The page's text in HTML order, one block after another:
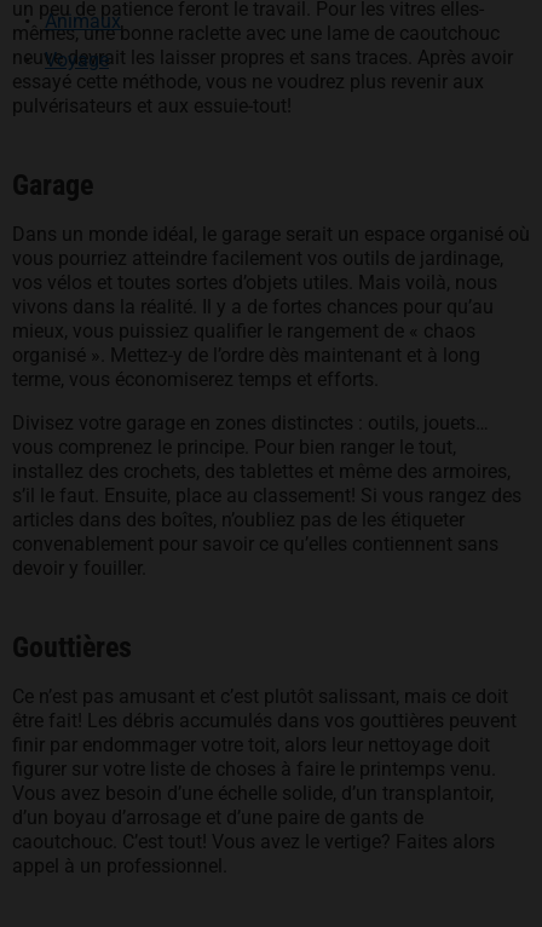
Animaux
Voyage
un peu de patience feront le travail. Pour les vitres elles-
mêmes, une bonne raclette avec une lame de caoutchouc
neuve devrait les laisser propres et sans traces. Après avoir
essayé cette méthode, vous ne voudrez plus revenir aux
pulvérisateurs et aux essuie-tout!
Garage
Dans un monde idéal, le garage serait un espace organisé où
vous pourriez atteindre facilement vos outils de jardinage,
vos vélos et toutes sortes d’objets utiles. Mais voilà, nous
vivons dans la réalité. Il y a de fortes chances pour qu’au
mieux, vous puissiez qualifier le rangement de « chaos
organisé ». Mettez-y de l’ordre dès maintenant et à long
terme, vous économiserez temps et efforts.
Divisez votre garage en zones distinctes : outils, jouets…
vous comprenez le principe. Pour bien ranger le tout,
installez des crochets, des tablettes et même des armoires,
s’il le faut. Ensuite, place au classement! Si vous rangez des
articles dans des boîtes, n’oubliez pas de les étiqueter
convenablement pour savoir ce qu’elles contiennent sans
devoir y fouiller.
Gouttières
Ce n’est pas amusant et c’est plutôt salissant, mais ce doit
être fait! Les débris accumulés dans vos gouttières peuvent
finir par endommager votre toit, alors leur nettoyage doit
figurer sur votre liste de choses à faire le printemps venu.
Vous avez besoin d’une échelle solide, d’un transplantoir,
d’un boyau d’arrosage et d’une paire de gants de
caoutchouc. C’est tout! Vous avez le vertige? Faites alors
appel à un professionnel.